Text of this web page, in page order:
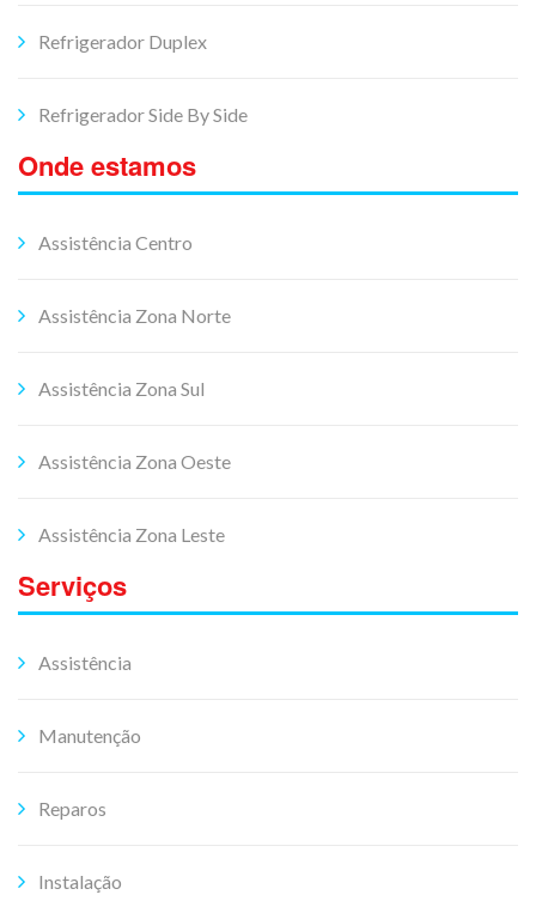
Refrigerador Duplex
Refrigerador Side By Side
Onde estamos
Assistência Centro
Assistência Zona Norte
Assistência Zona Sul
Assistência Zona Oeste
Assistência Zona Leste
Serviços
Assistência
Manutenção
Reparos
Instalação